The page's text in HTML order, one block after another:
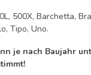
500X, Barchetta,
Tipo, Uno.
je nach Baujahr